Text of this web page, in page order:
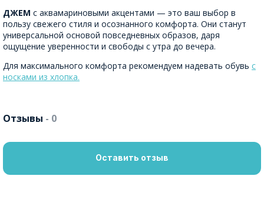
ДЖЕМ с аквамариновыми акцентами — это ваш выбор в
пользу свежего стиля и осознанного комфорта. Они станут
универсальной основой повседневных образов, даря
ощущение уверенности и свободы с утра до вечера.
Для максимального комфорта рекомендуем надевать обувь с
носками из хлопка.
Отзывы - 0
Оставить отзыв